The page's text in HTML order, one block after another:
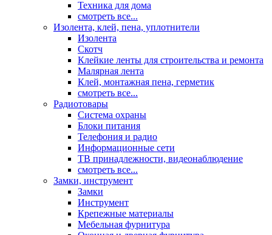
Техника для дома
смотреть все...
Изолента, клей, пена, уплотнители
Изолента
Скотч
Клейкие ленты для строительства и ремонта
Малярная лента
Клей, монтажная пена, герметик
смотреть все...
Радиотовары
Система охраны
Блоки питания
Телефония и радио
Информационные сети
ТВ принадлежности, видеонаблюдение
смотреть все...
Замки, инструмент
Замки
Инструмент
Крепежные материалы
Мебельная фурнитура